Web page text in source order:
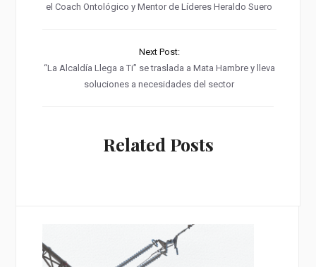
el Coach Ontológico y Mentor de Líderes Heraldo Suero
Next Post:
“La Alcaldía Llega a Ti” se traslada a Mata Hambre y lleva
soluciones a necesidades del sector
Related Posts